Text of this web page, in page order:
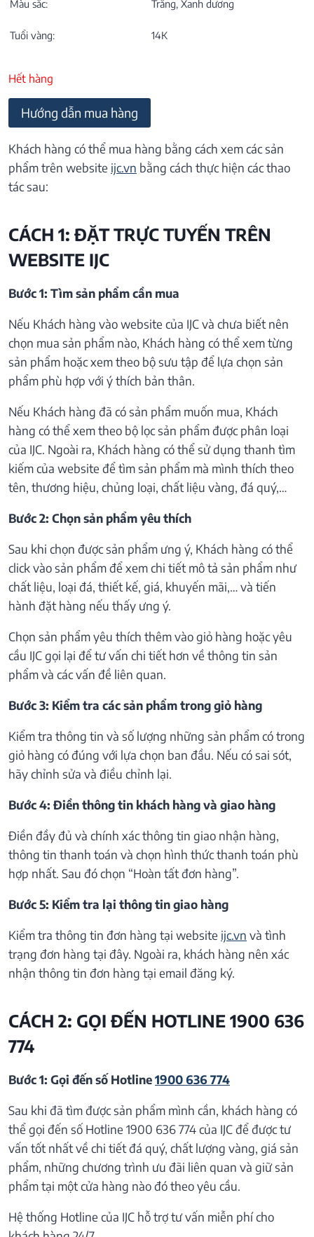
Màu sắc: Trắng, Xanh dương
Tuổi vàng: 14K
Hết hàng
Hướng dẫn mua hàng
Khách hàng có thể mua hàng bằng cách xem các sản
phẩm trên website ijc.vn bằng cách thực hiện các thao
tác sau:
CÁCH 1: ĐẶT TRỰC TUYẾN TRÊN
WEBSITE IJC
Bước 1: Tìm sản phẩm cần mua
Nếu Khách hàng vào website của IJC và chưa biết nên
chọn mua sản phẩm nào, Khách hàng có thể xem từng
sản phẩm hoặc xem theo bộ sưu tập để lựa chọn sản
phẩm phù hợp với ý thích bản thân.
Nếu Khách hàng đã có sản phẩm muốn mua, Khách
hàng có thể xem theo bộ lọc sản phẩm được phân loại
của IJC. Ngoài ra, Khách hàng có thể sử dụng thanh tìm
kiếm của website để tìm sản phẩm mà mình thích theo
tên, thương hiệu, chủng loại, chất liệu vàng, đá quý,…
Bước 2: Chọn sản phẩm yêu thích
Sau khi chọn được sản phẩm ưng ý, Khách hàng có thể
click vào sản phẩm để xem chi tiết mô tả sản phẩm như
chất liệu, loại đá, thiết kế, giá, khuyến mãi,… và tiến
hành đặt hàng nếu thấy ưng ý.
Chọn sản phẩm yêu thích thêm vào giỏ hàng hoặc yêu
cầu IJC gọi lại để tư vấn chi tiết hơn về thông tin sản
phẩm và các vấn đề liên quan.
Bước 3: Kiểm tra các sản phẩm trong giỏ hàng
Kiểm tra thông tin và số lượng những sản phẩm có trong
giỏ hàng có đúng với lựa chọn ban đầu. Nếu có sai sót,
hãy chỉnh sửa và điều chỉnh lại.
Bước 4: Điền thông tin khách hàng và giao hàng
Điền đầy đủ và chính xác thông tin giao nhận hàng,
thông tin thanh toán và chọn hình thức thanh toán phù
hợp nhất. Sau đó chọn “Hoàn tất đơn hàng”.
Bước 5: Kiểm tra lại thông tin giao hàng
Kiểm tra thông tin đơn hàng tại website ijc.vn và tình
trạng đơn hàng tại đây. Ngoài ra, khách hàng nên xác
nhận thông tin đơn hàng tại email đăng ký.
CÁCH 2: GỌI ĐẾN HOTLINE 1900 636
774
Bước 1: Gọi đến số Hotline1900 636 774
Sau khi đã tìm được sản phẩm mình cần, khách hàng có
thể gọi đến số Hotline 1900 636 774 của IJC để được tư
vấn tốt nhất về chi tiết đá quý, chất lượng vàng, giá sản
phẩm, những chương trình ưu đãi liên quan và giữ sản
phẩm tại một cửa hàng nào đó theo yêu cầu.
Hệ thống Hotline của IJC hỗ trợ tư vấn miễn phí cho